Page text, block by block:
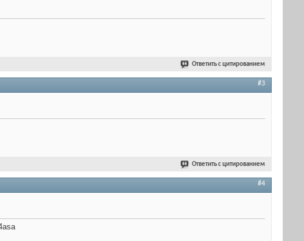
Ответить с цитированием
#3
Ответить с цитированием
#4